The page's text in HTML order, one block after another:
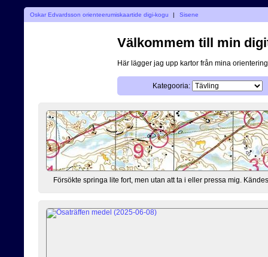
Oskar Edvardsson orienteerumiskaartide digi-kogu | Sisene
Välkommem till min
Här lägger jag upp kartor från mina
Kategooria:
Försökte springa lite fort, men utan att ta i eller pressa mig.